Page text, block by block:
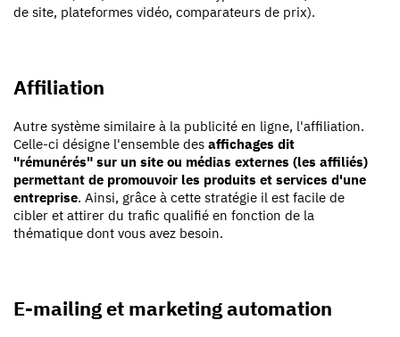
de site, plateformes vidéo, comparateurs de prix).
Affiliation
Autre système similaire à la publicité en ligne, l'affiliation.
Celle-ci désigne l'ensemble des affichages dit
"rémunérés" sur un site ou médias externes (les affiliés)
permettant de promouvoir les produits et services d'une
entreprise. Ainsi, grâce à cette stratégie il est facile de
cibler et attirer du trafic qualifié en fonction de la
thématique dont vous avez besoin.
E-mailing et marketing automation